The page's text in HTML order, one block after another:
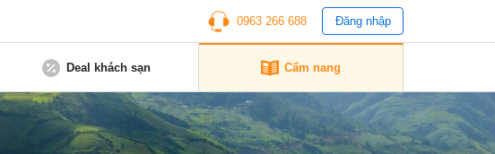
0963 266 688 Đăng nhập
Deal khách sạn Cẩm nang